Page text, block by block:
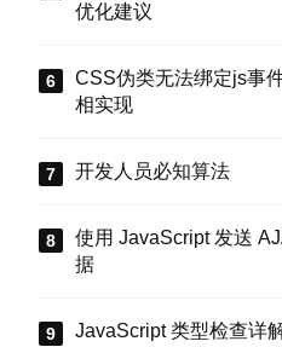
优化建议
CSS伪类无法绑定js事
相实现
开发人员必知算法
使用 JavaScript 发送
据
JavaScript 类型检查详